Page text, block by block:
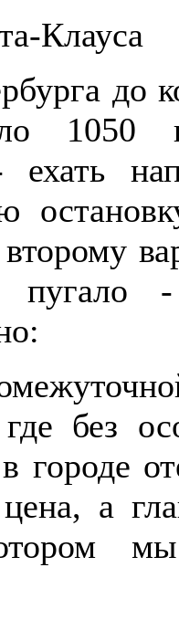
Клауса
до
1050
-
без
городе
а
мы